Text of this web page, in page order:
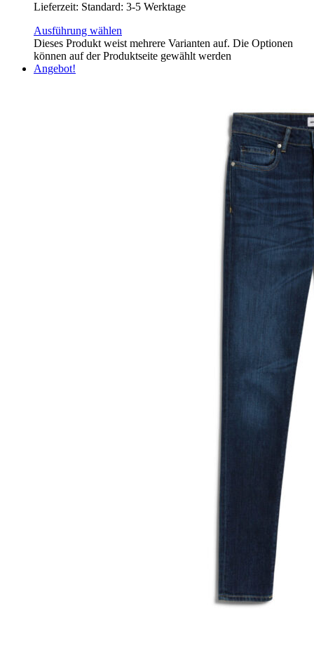
Lieferzeit: Standard: 3-5 Werktage
Ausführung wählen
Dieses Produkt weist mehrere Varianten auf. Die Optionen
können auf der Produktseite gewählt werden
Angebot!